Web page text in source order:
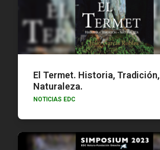
El Termet. Historia, Tradición,
Naturaleza.
NOTICIAS EDC